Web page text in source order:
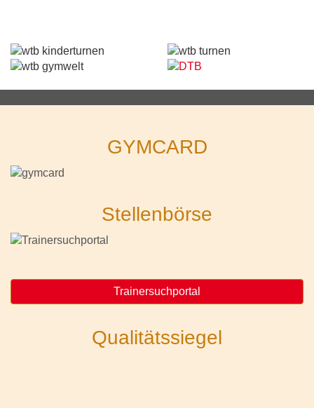
GYMCARD
Stellenbörse
Trainersuchportal
Qualitätssiegel